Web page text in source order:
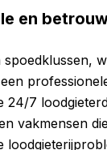
en
spoedklussen,
24/7
vakmensen